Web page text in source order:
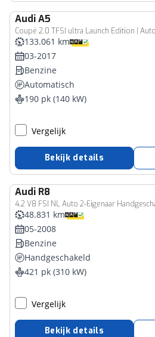
AudiA5
133.061 km
03-2017
Benzine
Automatisch
190 pk (140 kW)
Vergelijk
Bekijk details
Audi R8
4.2 V8 FSI NL Auto 2-Eigenaar
48.831 km
05-2008
Benzine
Handgeschakeld
421 pk (310 kW)
Vergelijk
Bekijk details